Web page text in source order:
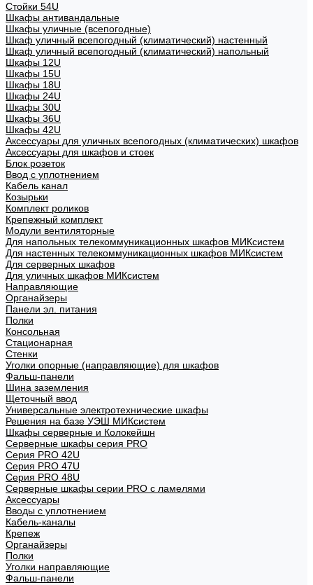
Стойки 54U
Шкафы антивандальные
Шкафы уличные (всепогодные)
Шкаф уличный всепогодный (климатический) настенный
Шкаф уличный всепогодный (климатический) напольный
Шкафы 12U
Шкафы 15U
Шкафы 18U
Шкафы 24U
Шкафы 30U
Шкафы 36U
Шкафы 42U
Аксессуары для уличных всепогодных (климатических) шкафов
Аксессуары для шкафов и стоек
Блок розеток
Ввод с уплотнением
Кабель канал
Козырьки
Комплект роликов
Крепежный комплект
Модули вентиляторные
Для напольных телекоммуникационных шкафов МИКсистем
Для настенных телекоммуникационных шкафов МИКсистем
Для серверных шкафов
Для уличных шкафов МИКсистем
Направляющие
Органайзеры
Панели эл. питания
Полки
Консольная
Стационарная
Стенки
Уголки опорные (направляющие) для шкафов
Фальш-панели
Шина заземления
Щеточный ввод
Универсальные электротехнические шкафы
Решения на базе УЭШ МИКсистем
Шкафы серверные и Колокейшн
Серверные шкафы серия PRO
Серия PRO 42U
Серия PRO 47U
Серия PRO 48U
Серверные шкафы серии PRO с ламелями
Аксессуары
Вводы с уплотнением
Кабель-каналы
Крепеж
Органайзеры
Полки
Уголки направляющие
Фальш-панели